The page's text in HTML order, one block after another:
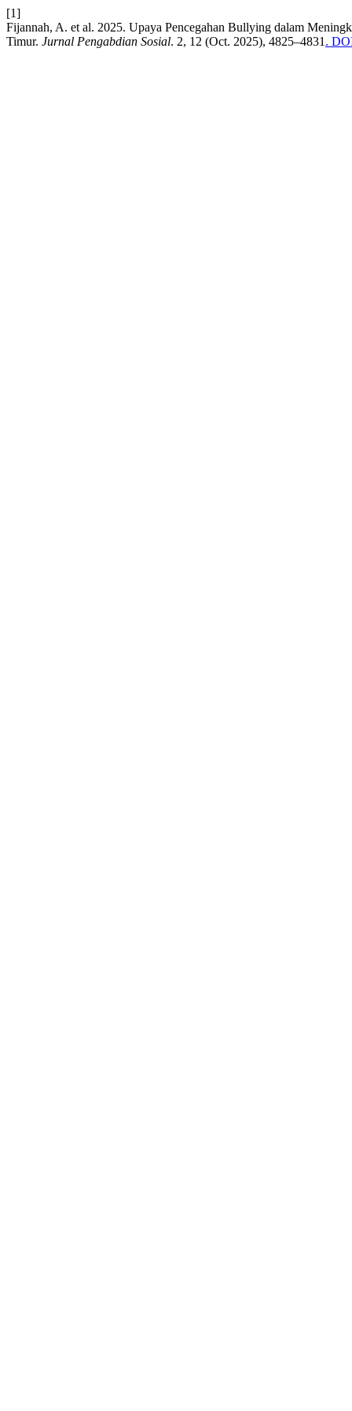
[1]
Fijannah, A. et al. 2025. Upaya Pencegahan Bullying dalam
Timur. Jurnal Pengabdian Sosial. 2, 12 (Oct. 2025), 4825–4831 .